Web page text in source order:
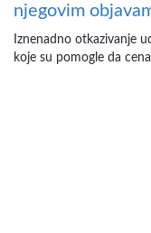
njegovim
Iznenadno otkazivanje
koje su pomogle da